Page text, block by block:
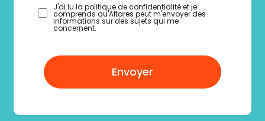
J'ai lu la politique de confidentialité et je
comprends qu'Altares peut m'envoyer des
informations sur des sujets qui me
concernent.
Envoyer